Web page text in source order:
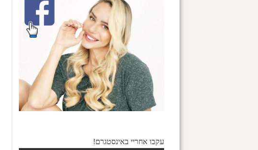
עקבו אחריי באינסטגרם!